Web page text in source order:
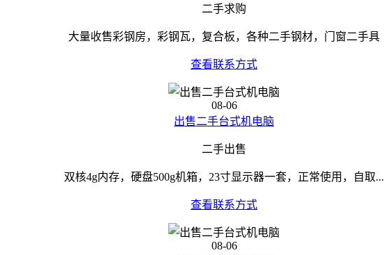
二手求购
大量收售彩钢房，彩钢瓦，复合板，各种二手钢材，门窗二手具
查看联系方式
08-06
出售二手台式机电脑
二手出售
双核4g内存，硬盘500g机箱，23寸显示器一套，正常使用，自取...
查看联系方式
08-06